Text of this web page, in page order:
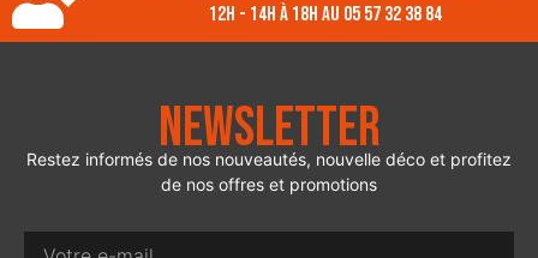
12h - 14h à 18h au 05 57 32 38 84
Newsletter
Restez informés de nos nouveautés, nouvelle déco et profitez
de nos offres et promotions